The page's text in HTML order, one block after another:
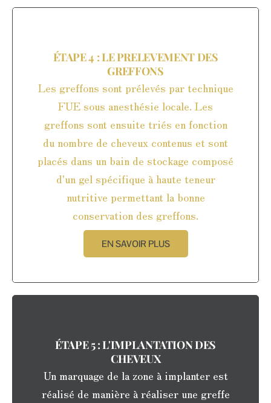
ÉTAPE 4 : LE PRELEVEMENT DES
GREFFONS
Les greffons sont prélevés par technique
FUE sous anesthésie locale. Les
greffons sont ensuite triés en fonction
du nombre de cheveux contenus et sont
placés dans un bain de stockage composé
d'un gel spécifique à haute teneur
nutritive permettant la bonne
conservation des greffons.
EN SAVOIR PLUS
ÉTAPE 5 : L'IMPLANTATION DES
CHEVEUX
Un marquage de la zone à implanter est
réalisé de manière à réaliser une greffe